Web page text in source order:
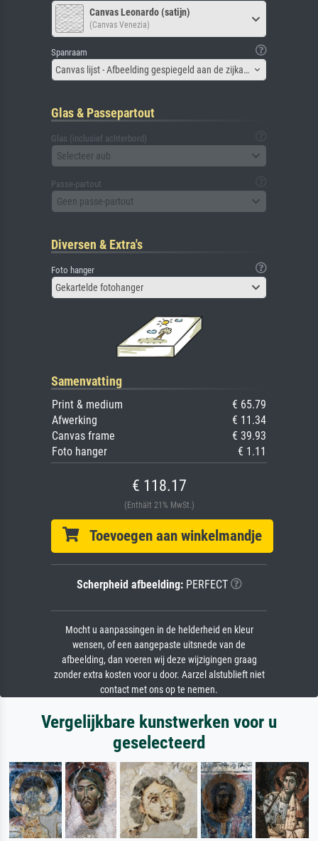
Canvas Leonardo (satijn)
(Canvas Venezia)
Spanraam
Canvas lijst - Afbeelding gespiegeld aan de zijkant
Glas & Passepartout
Glas (inclusief achterbord)
Selecteer aub
Passe-partout
Geen passe-partout
Diversen & Extra's
Foto hanger
Gekartelde fotohanger
Samenvatting
Print & medium
€ 65.79
Afwerking
€ 11.34
Canvas frame
€ 39.93
Foto hanger
€ 1.11
€ 118.17
(Enthält 21% MwSt.)
Toevoegen aan winkelmandje
Scherpheid afbeelding:PERFECT
Mocht u aanpassingen in de helderheid en kleur
wensen, of een aangepaste uitsnede van de
afbeelding, dan voeren wij deze wijzigingen graag
zonder extra kosten voor u door. Aarzel alstublieft niet
contact met ons op te nemen.
Vergelijkbare kunstwerken voor u
geselecteerd